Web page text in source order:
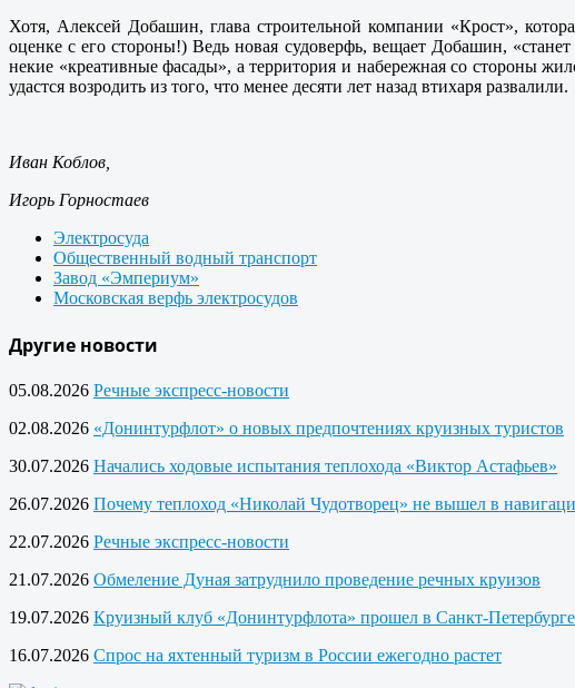
Хотя, Алексей Добашин, глава строительной компании «Крост»,
оценке с его стороны!) Ведь новая судоверфь, вещает Добашин,
некие «креативные фасады», а территория и набережная со стороны
удастся возродить из того, что менее десяти лет назад втихаря развалили.
Иван Коблов,
Игорь Горностаев
Электросуда
Общественный водный транспорт
Завод «Эмпериум»
Московская верфь электросудов
Другие новости
05.08.2026 Речные экспресс-новости
02.08.2026 «Донинтурфлот» о новых предпочтениях круизных туристов
30.07.2026 Начались ходовые испытания теплохода «Виктор Астафьев»
26.07.2026 Почему теплоход «Николай Чудотворец» не вышел в
22.07.2026 Речные экспресс-новости
21.07.2026 Обмеление Дуная затруднило проведение речных круизов
19.07.2026 Круизный клуб «Донинтурфлота» прошел в Санкт-Петербурге
16.07.2026 Спрос на яхтенный туризм в России ежегодно растет